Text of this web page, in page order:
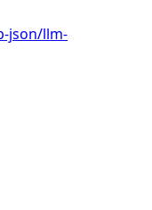
json/llm-